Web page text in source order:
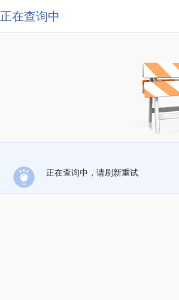
正在查询中
正在查询中，请刷新重试